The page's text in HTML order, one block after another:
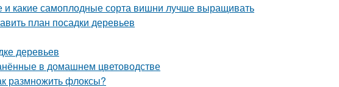
и какие самоплодные сорта вишни лучше выращивать
план посадки деревьев
деревьев
в домашнем цветоводстве
размножить флоксы?